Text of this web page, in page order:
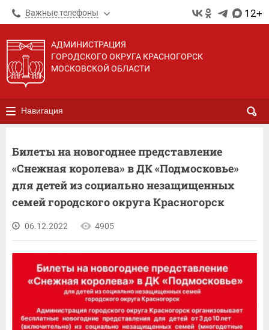
Важные телефоны 12+
АДМИНИСТРАЦИЯ
ГОРОДСКОГО ОКРУГА КРАСНОГОРСК
МОСКОВСКОЙ ОБЛАСТИ
Навигация
Билеты на новогоднее представление
«Снежная королева» в ДК «Подмосковье»
для детей из социально незащищенных
семей городского округа Красногорск
06.12.2022 4905